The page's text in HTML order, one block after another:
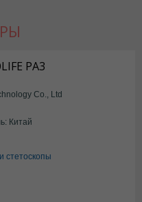
PA3
Co., Ltd
Китай
стетоскопы